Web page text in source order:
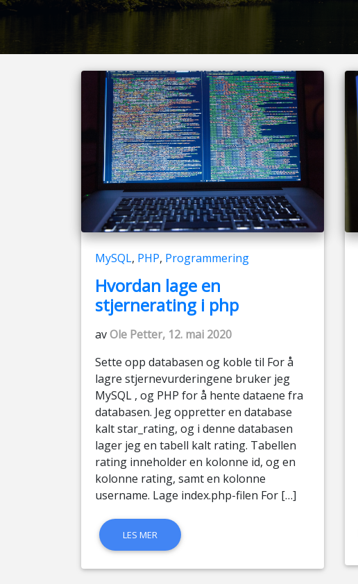
MySQL, PHP, Programmering
Hvordan lage en
stjernerating i php
avOle Petter, 12. mai 2020
Sette opp databasen og koble til For å
lagre stjernevurderingene bruker jeg
MySQL , og PHP for å hente dataene fra
databasen. Jeg oppretter en database
kalt star_rating, og i denne databasen
lager jeg en tabell kalt rating. Tabellen
rating inneholder en kolonne id, og en
kolonne rating, samt en kolonne
username. Lage index.php-filen For […]
LES MER